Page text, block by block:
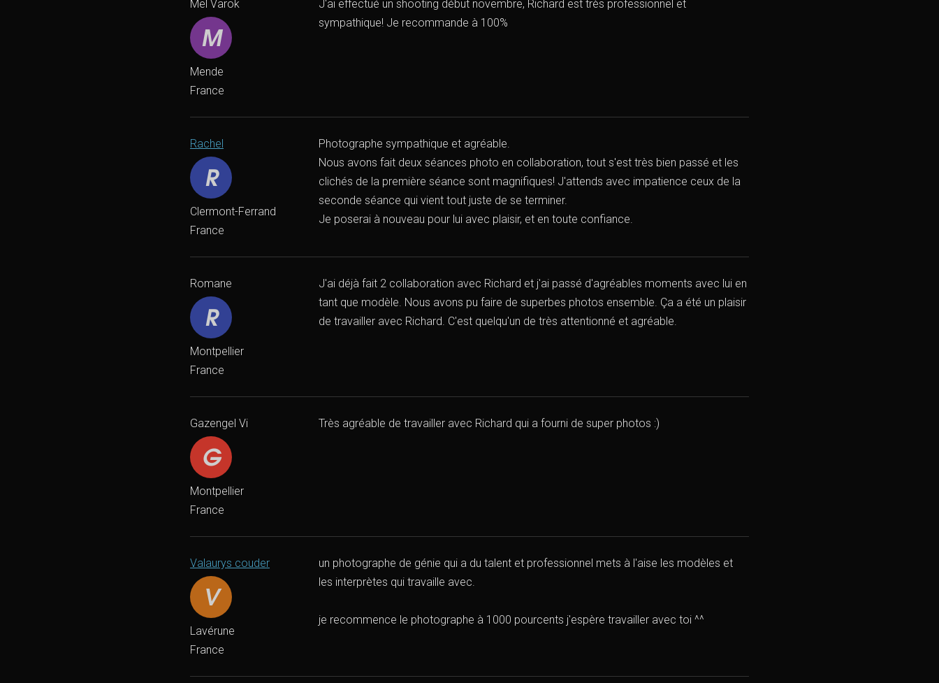
Mel Varok
Mende
France
J'ai effectué un shooting début novembre, Richard est très professionnel et
sympathique! Je recommande à 100%
Rachel
Clermont-Ferrand
France
Photographe sympathique et agréable.
Nous avons fait deux séances photo en collaboration, tout s'est très bien passé et les
clichés de la première séance sont magnifiques! J'attends avec impatience ceux de la
seconde séance qui vient tout juste de se terminer.
Je poserai à nouveau pour lui avec plaisir, et en toute confiance.
Romane
Montpellier
France
J'ai déjà fait 2 collaboration avec Richard et j'ai passé d'agréables moments avec lui en
tant que modèle. Nous avons pu faire de superbes photos ensemble. Ça a été un plaisir
de travailler avec Richard. C'est quelqu'un de très attentionné et agréable.
Gazengel Vi
Montpellier
France
Très agréable de travailler avec Richard qui a fourni de super photos :)
Valaurys couder
Lavérune
France
un photographe de génie qui a du talent et professionnel mets à l'aise les modèles et
les interprètes qui travaille avec.
je recommence le photographe à 1000 pourcents j'espère travailler avec toi ^^